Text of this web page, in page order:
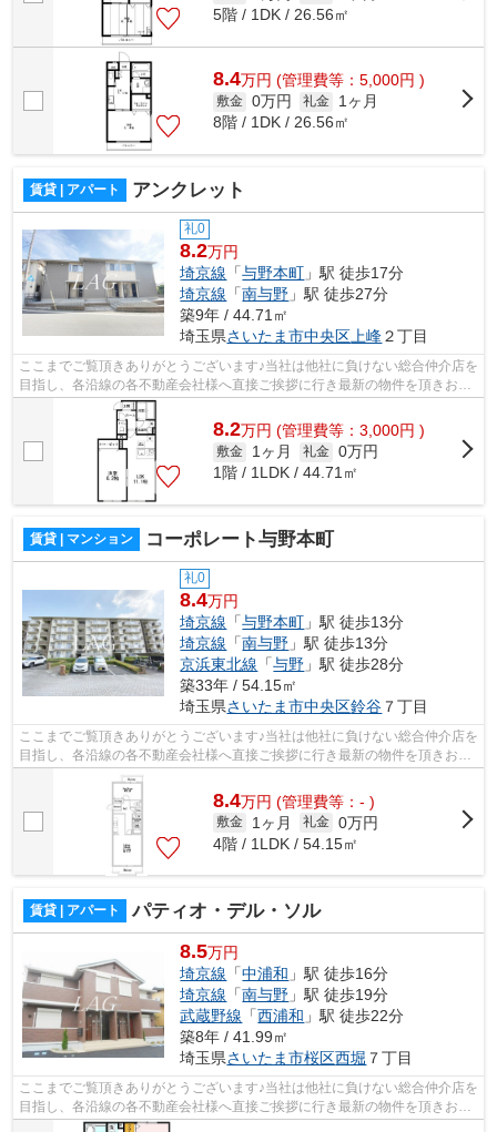
5階 / 1DK / 26.56㎡
8.4万円 (管理費等：5,000円 )
敷金 0万円 礼金
1ヶ月
8階 / 1DK / 26.56㎡
賃貸 | アパート アンクレット
礼0
8.2万円
埼京線 「与野本町 」駅 徒歩17分
埼京線 「南与野 」駅 徒歩27分
築9年 / 44.71㎡
埼玉県さいたま市中央区 上峰２丁目
ここまでご覧頂きありがとうございます♪当社は他社に負けない総合仲介店を
目指し、各沿線の各不動産会社様へ直接ご挨拶に行き最新の物件を頂きお客
様へ提供しております！最新の情報は...
8.2万円 (管理費等：3,000円 )
敷金 1ヶ月 礼金 0万円
1階 / 1LDK / 44.71㎡
賃貸 | マンション コーポレート与野本町
礼0
8.4万円
埼京線 「与野本町 」駅 徒歩13分
埼京線 「南与野 」駅 徒歩13分
京浜東北線 「与野 」駅 徒歩28分
築33年 / 54.15㎡
埼玉県さいたま市中央区鈴谷 ７丁目
ここまでご覧頂きありがとうございます♪当社は他社に負けない総合仲介店を
目指し、各沿線の各不動産会社様へ直接ご挨拶に行き最新の物件を頂きお客
様へ提供しております！最新の情報は...
8.4万円 (管理費等：- )
敷金 1ヶ月 礼金 0万円
4階 / 1LDK / 54.15㎡
賃貸 | アパート パティオ・デル・ソル
8.5万円
埼京線 「中浦和 」駅 徒歩16分
埼京線 「南与野 」駅 徒歩19分
武蔵野線 「西浦和 」駅 徒歩22分
築8年 / 41.99㎡
埼玉県さいたま市桜区西堀 ７丁目
ここまでご覧頂きありがとうございます♪当社は他社に負けない総合仲介店を
目指し、各沿線の各不動産会社様へ直接ご挨拶に行き最新の物件を頂きお客
様へ提供しております！最新の情報は...